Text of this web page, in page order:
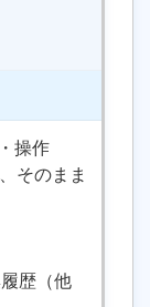
操作
そのまま
歴（他